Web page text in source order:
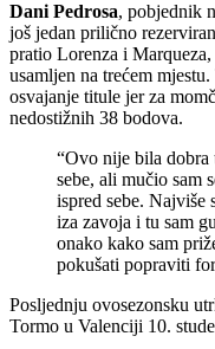
Dani Pedrosa, pobjednik
još jedan prilično
pratio Lorenza i
usamljen na trećem
osvajanje titule jer za
nedostižnih 38 bodova.
“Ovo nije bila dobra
sebe, ali mučio sam
ispred sebe. Najviše
iza zavoja i tu sam
onako kako sam
pokušati popraviti
Posljednju ovosezonsku
Tormo u Valenciji 10.